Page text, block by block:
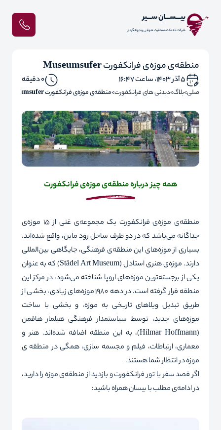
بیـــســـان ســـیر
شرکت خدمات مسافرت هوایی و جهانگردی
منطقه‌ی موزه‌ی فرانکفورت Museumsufer
۵ آذر ۱۴۰۳، ساعت ۱۶:۴۷ 0 دقیقه
صفحه اصلی بلاگ دیدنی های فرانکفورت منطقه‌ی موزه‌ی فرانکفورت Museumsufer
همه چیز درباره منطقه‌ی موزه‌ی فرانکفورت
منطقه‌ی موزه‌ی فرانکفورت یک مجموعه‌ی غنی از 15 موزه‌ی
جداگانه می‌باشد که در دو طرف ساحل رود ماین، واقع شده‌اند.
بسیاری از موزه‌های این منطقه‌ی فرهنگی، جایگاهی بین‌المللی
دارند. موزه‌ی هنری استادل (Städel Art Museum) که به عنوان
یکی از برجسته‌ترین موزه‌های اروپا شناخته می‌شود، در مرکز این
منطقه قرار گرفته است. در دهه 1980 موزه‌های زیادی، بخشی از
طریق تبدیل ویلاهای تاریخی به موزه، و بخشی با ساخت
موزه‌های جدید، توسط سیاستمدار فرهنگی هیلمارهافمن
(
Hilmar Hoffmann)، به‌ این منطقه اضافه شده‌اند. هنر و
معماری، ارتباطات، فیلم و مجسمه سازی، همگی در منطقه ی
موزه در انتظار شما هستند.
اگر قصد سفر با تور فرانکفورتو بازدید از منطقه‌ی موزه را دارید،
در ادامه‌ی مطلب با بیسان همراه باشید: